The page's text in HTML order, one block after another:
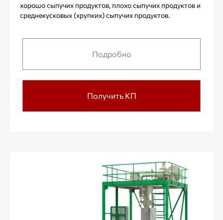
хорошо сыпучих продуктов, плохо сыпучих продуктов и
среднекусковых (хрупких) сыпучих продуктов.
Подробно
Получить КП